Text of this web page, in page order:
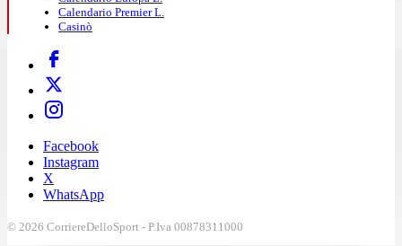
Calendario Premier L.
Casinò
Facebook
Instagram
X
WhatsApp
© 2026 CorriereDelloSport - P.Iva 00878311000